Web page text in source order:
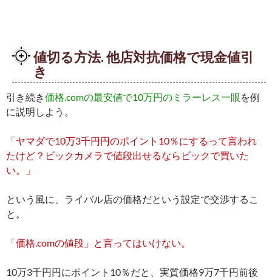
値切る方法. 他店対抗価格で現金値引
き
引き続き価格.comの最安値で10万円のミラーレス一眼を例
に説明しよう。
「ヤマダで10万3千円円のポイント10％にするって言われ
たけど？ビックカメラで値段出せるならビックで買いた
い。」
という風に、ライバル店の価格だという設定で交渉するこ
と。
「価格.comの値段」と言ってはいけない。
10万3千円円にポイント10％だと、実質価格9万7千円前後